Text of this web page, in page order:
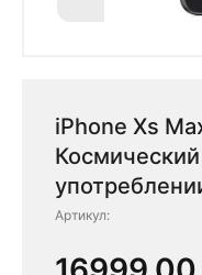
iPhone Xs
Артикул: